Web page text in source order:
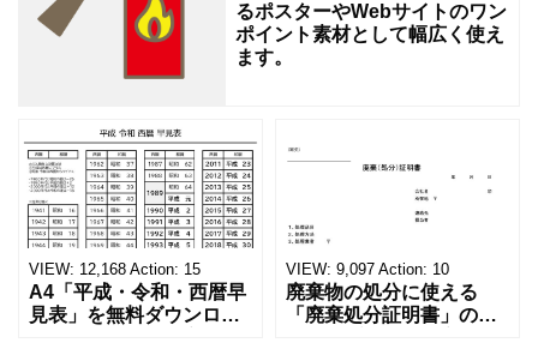
す
るポスターやWebサイトのワン
ポイント素材として幅広く使え
ます。
VIEW: 12,168 Action: 15
A4「平成・令和・西暦早
見表」を無料ダウンロー
VIEW: 9,097 Action: 10
廃棄物の処分に使える
「廃棄処分証明書」の無